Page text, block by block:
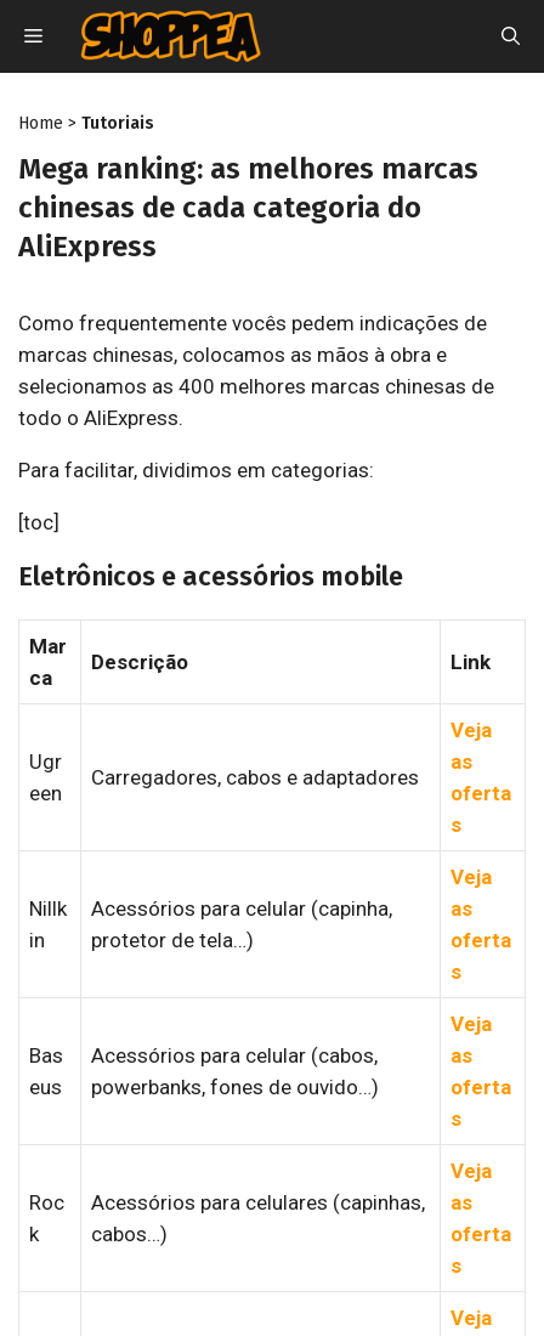
para
o
MENU
Home > Tutoriais
Mega ranking: as melhores marcas
chinesas de cada categoria do
AliExpress
Como frequentemente vocês pedem indicações de
marcas chinesas, colocamos as mãos à obra e
selecionamos as 400 melhores marcas chinesas de
todo o AliExpress.
Para facilitar, dividimos em categorias:
[toc]
Eletrônicos e acessórios mobile
Mar
ca
Descrição Link
Ugr
een
Carregadores, cabos e adaptadores
Veja
as
oferta
s
Nillk
in
Acessórios para celular (capinha,
protetor de tela…)
Veja
as
oferta
s
Bas
eus
Acessórios para celular (cabos,
powerbanks, fones de ouvido…)
Veja
as
oferta
s
Roc
k
Acessórios para celulares (capinhas,
cabos…)
Veja
as
oferta
s
Veja